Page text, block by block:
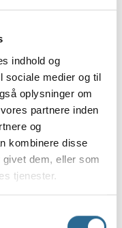
indhold og
sociale medier og til
oplysninger om
partnere inden
og
kombinere disse
dem, eller som
tjenester.
bagside, der er 8 stk. i
af helium anbefaler vi